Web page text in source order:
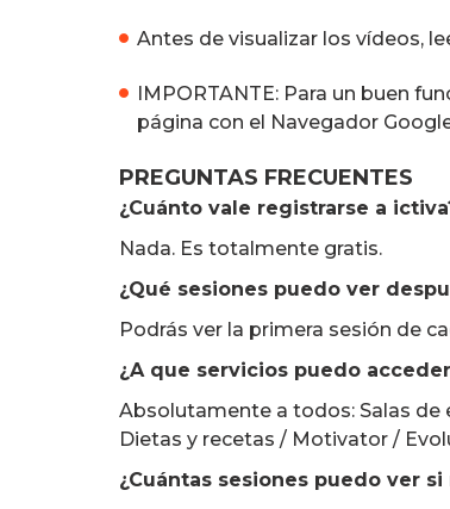
Antes de visualizar los vídeos,
IMPORTANTE: Para un buen
página con el Navegador
PREGUNTAS FRECUENTES
¿Cuánto vale registrarse a
Nada. Es totalmente gratis.
¿Qué sesiones puedo ver
Podrás ver la primera sesión de
¿A que servicios puedo
Absolutamente a todos: Salas
Dietas y recetas / Motivator /
¿Cuántas sesiones puedo ver